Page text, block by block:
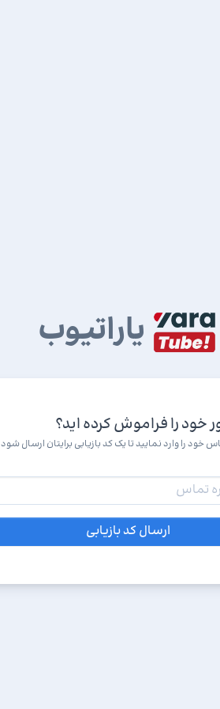
یاراتیوب
خود را فراموش کرده اید؟
خود را وارد نمایید تا یک کد بازیابی برایتان ارسال شود
ارسال کد بازیابی